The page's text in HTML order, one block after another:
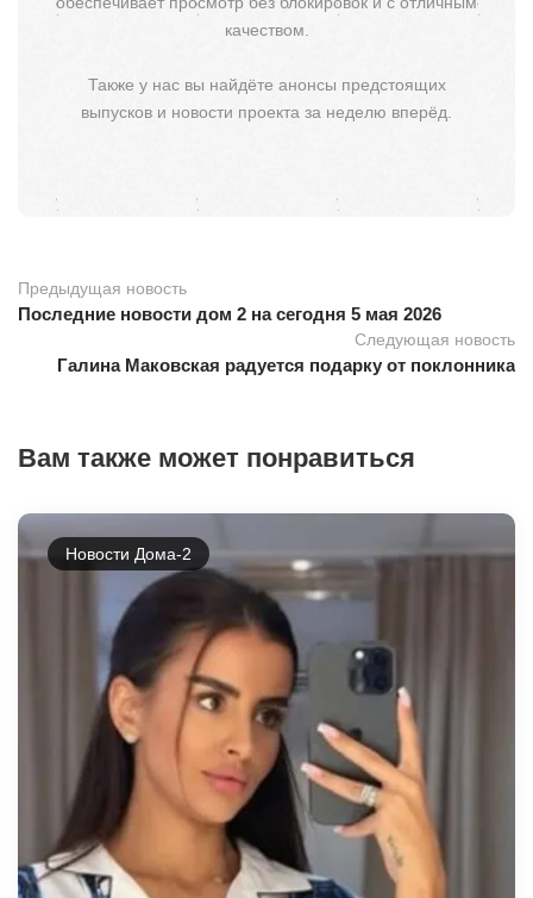
качеством.
Также у нас вы найдёте анонсы предстоящих
выпусков и новости проекта за неделю вперёд.
Предыдущая новость
Последние новости дом 2 на сегодня 5 мая 2026
Следующая новость
Галина Маковская радуется подарку от поклонника
Вам также может понравиться
Новости Дома-2